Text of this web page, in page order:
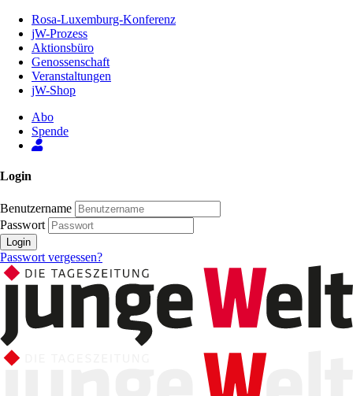
Inhalt
Seite
Rosa-Luxemburg-Konferenz
jW-Prozess
Aktionsbüro
Genossenschaft
Veranstaltungen
jW-Shop
Abo
Spende
Login
Benutzername
Passwort
Login
Passwort vergessen?